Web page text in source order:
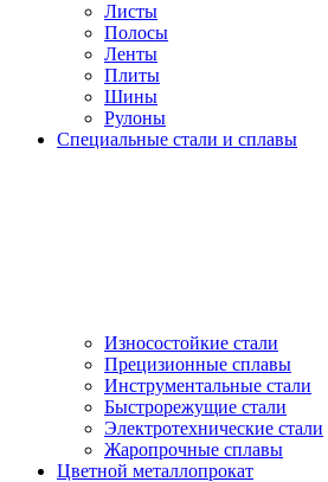
Листы
Полосы
Ленты
Плиты
Шины
Рулоны
Специальные стали и сплавы
Износостойкие стали
Прецизионные сплавы
Инструментальные стали
Быстрорежущие стали
Электротехнические стали
Жаропрочные сплавы
Цветной металлопрокат